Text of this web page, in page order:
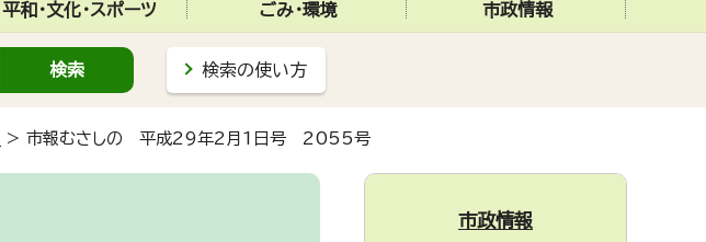
平和・文化・スポーツ ごみ・環境 市政情報
検索の使い方
> 市報むさしの 平成29年2月1日号 2055号
市政情報